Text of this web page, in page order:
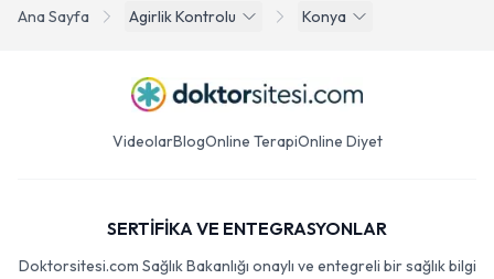
Ana Sayfa Agirlik Kontrolu Konya
VideolarBlogOnline TerapiOnline Diyet
SERTİFİKA VE ENTEGRASYONLAR
Doktorsitesi.com Sağlık Bakanlığı onaylı ve entegreli bir sağlık bilgi